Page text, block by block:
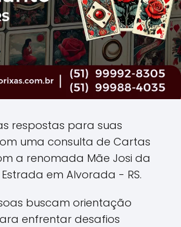
respostas para suas
uma consulta de Cartas
a renomada Mãe Josi da
em Alvorada - RS.
buscam orientação
enfrentar desafios